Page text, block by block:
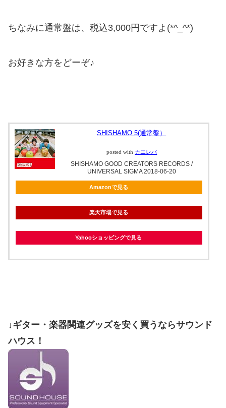
ちなみに通常盤は、税込3,000円ですよ(*^_^*)
お好きな方をどーぞ♪
SHISHAMO 5(通常盤）
posted with カエレバ
SHISHAMO GOOD CREATORS RECORDS /
UNIVERSAL SIGMA 2018-06-20
Amazonで見る
楽天市場で見る
Yahooショッピングで見る
↓ギター・楽器関連グッズを安く買うならサウンド
ハウス！